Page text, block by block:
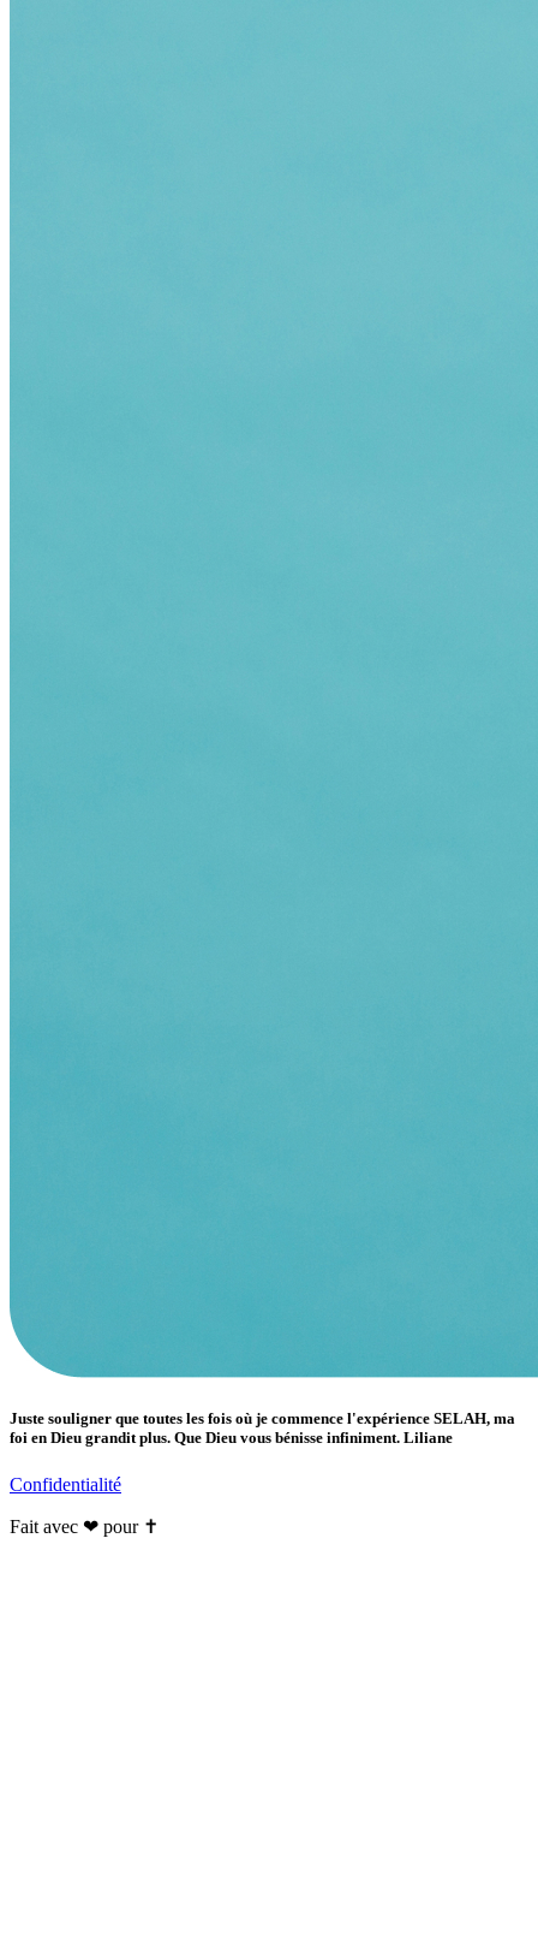
Juste souligner que toutes les fois où je commence l'expérience SELAH, ma
foi en Dieu grandit plus. Que Dieu vous bénisse infiniment. Liliane
Confidentialité
Fait avec ❤ pour ✝️️